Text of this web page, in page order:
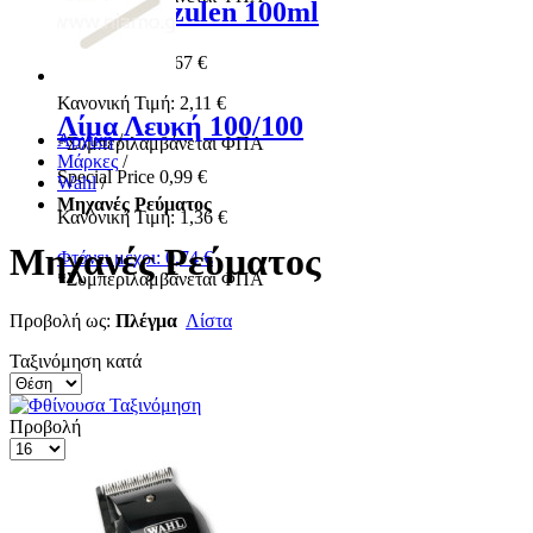
Ρολέτα Azulen 100ml
1,67 €
Κανονική Τιμή: 2,11 €
*Συμπεριλαμβάνεται ΦΠΑ
Λίμα Λευκή 100/100
Special Price 0,99 €
Κανονική Τιμή: 1,36 €
Φτάνει μέχρι: 0,74 €
*Συμπεριλαμβάνεται ΦΠΑ
Αρχική /
Μάρκες /
Wahl /
Μηχανές Ρεύματος
Μηχανές Ρεύματος
Προβολή ως: Πλέγμα Λίστα
Ταξινόμηση κατά
Προβολή